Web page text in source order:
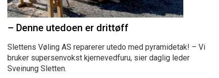
– Denne utedoen er drittøff
Slettens Vøling AS reparerer utedo med pyramidetak! – Vi
bruker supersenvokst kjernevedfuru, sier daglig leder
Sveinung Sletten.